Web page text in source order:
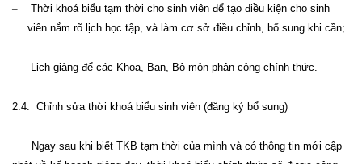
– Thời khoá biểu tạm thời cho sinh viên để tạo điều kiện cho sinh
viên nắm rõ lịch học tập, và làm cơ sở điều chỉnh, bổ sung khi cần;
– Lịch giảng để các Khoa, Ban, Bộ môn phân công chính thức
2.4. Chỉnh sửa thời khoá biểu sinh viên (đăng ký bổ sung)
Ngay sau khi biết TKB tạm thời của mình và có thông tin mới cập